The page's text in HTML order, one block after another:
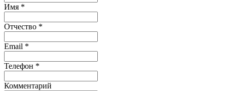
Имя *
Отчество *
Email *
Телефон *
Комментарий